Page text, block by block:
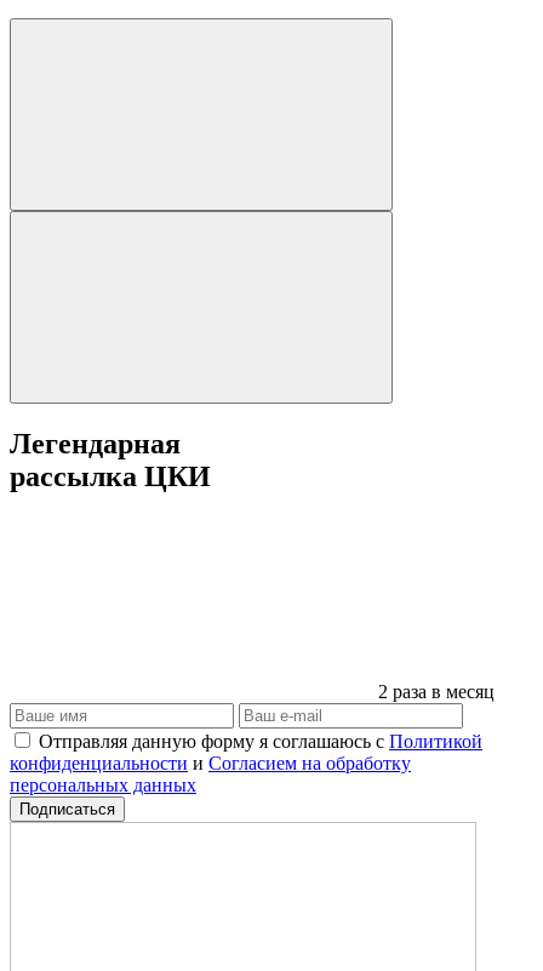
Легендарная
рассылка ЦКИ
2 раза в месяц
Отправляя данную форму я соглашаюсь с Политикой
конфиденциальности и Согласием на обработку
персональных данных
Подписаться